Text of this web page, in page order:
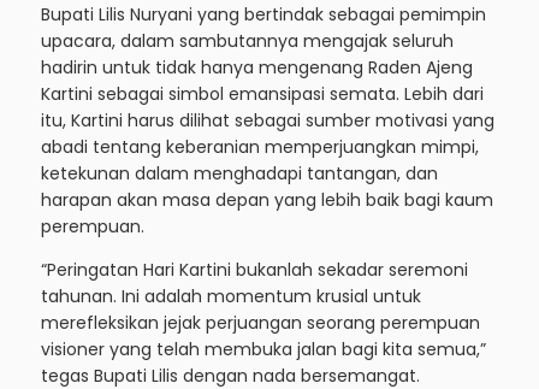
Bupati Lilis Nuryani yang bertindak sebagai pemimpin
upacara, dalam sambutannya mengajak seluruh
hadirin untuk tidak hanya mengenang Raden Ajeng
Kartini sebagai simbol emansipasi semata. Lebih dari
itu, Kartini harus dilihat sebagai sumber motivasi yang
abadi tentang keberanian memperjuangkan mimpi,
ketekunan dalam menghadapi tantangan, dan
harapan akan masa depan yang lebih baik bagi kaum
perempuan.
“Peringatan Hari Kartini bukanlah sekadar seremoni
tahunan. Ini adalah momentum krusial untuk
merefleksikan jejak perjuangan seorang perempuan
visioner yang telah membuka jalan bagi kita semua,”
tegas Bupati Lilis dengan nada bersemangat.